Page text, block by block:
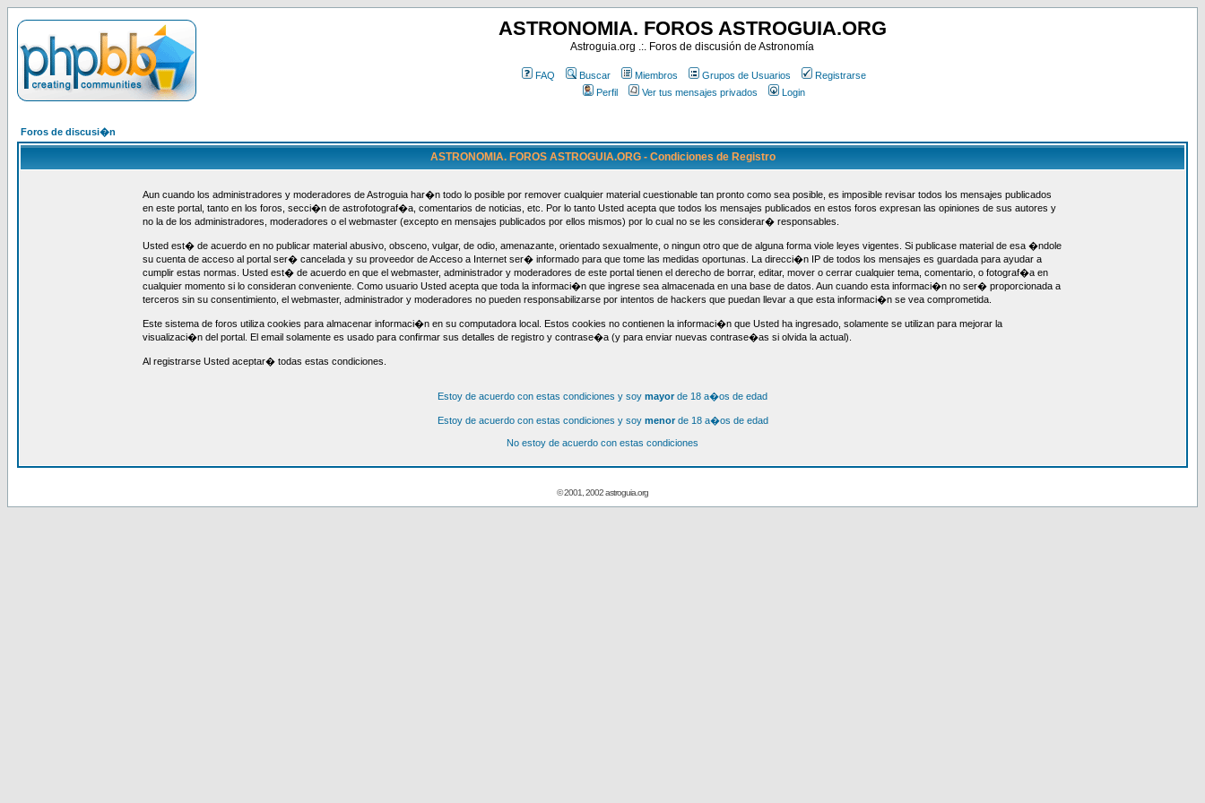
ASTRONOMIA. FOROS ASTROGUIA.ORG
Astroguia.org .:. Foros de discusión de Astronomía
FAQ Buscar Miembros Grupos de Usuarios
Registrarse
Perfil
Ver tus mensajes privados Login
Foros de discusi�n
ASTRONOMIA. FOROS ASTROGUIA.ORG - Condiciones de Registro
Aun cuando los administradores y moderadores de Astroguia har�n todo lo posible por remover cualquier material cuestionable tan pronto como sea posible, es imposible revisar todos los mensajes publicados
en este portal, tanto en los foros, secci�n de astrofotograf�a, comentarios de noticias, etc. Por lo tanto Usted acepta que todos los mensajes publicados en estos foros expresan las opiniones de sus autores y
no la de los administradores, moderadores o el webmaster (excepto en mensajes publicados por ellos mismos) por lo cual no se les considerar� responsables.
Usted est� de acuerdo en no publicar material abusivo, obsceno, vulgar, de odio, amenazante, orientado sexualmente, o ningun otro que de alguna forma viole leyes vigentes. Si publicase material de esa �ndole
su cuenta de acceso al portal ser� cancelada y su proveedor de Acceso a Internet ser� informado para que tome las medidas oportunas. La direcci�n IP de todos los mensajes es guardada para ayudar a
cumplir estas normas. Usted est� de acuerdo en que el webmaster, administrador y moderadores de este portal tienen el derecho de borrar, editar, mover o cerrar cualquier tema, comentario, o fotograf�a en
cualquier momento si lo consideran conveniente. Como usuario Usted acepta que toda la informaci�n que ingrese sea almacenada en una base de datos. Aun cuando esta informaci�n no ser� proporcionada a
terceros sin su consentimiento, el webmaster, administrador y moderadores no pueden responsabilizarse por intentos de hackers que puedan llevar a que esta informaci�n se vea comprometida.
Este sistema de foros utiliza cookies para almacenar informaci�n en su computadora local. Estos cookies no contienen la informaci�n que Usted ha ingresado, solamente se utilizan para mejorar la
visualizaci�n del portal. El email solamente es usado para confirmar sus detalles de registro y contrase�a (y para enviar nuevas contrase�as si olvida la actual).
Al registrarse Usted aceptar� todas estas condiciones.
Estoy de acuerdo con estas condiciones y soy mayorde 18 a�os de edad
Estoy de acuerdo con estas condiciones y soy menorde 18 a�os de edad
No estoy de acuerdo con estas condiciones
© 2001, 2002 astroguia.org